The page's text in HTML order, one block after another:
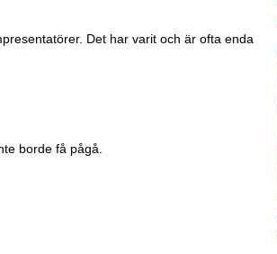
Det har varit och är ofta enda
borde få pågå.